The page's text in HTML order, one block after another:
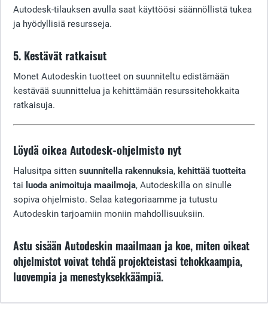
Autodesk-tilauksen avulla saat käyttöösi säännöllistä tukea
ja hyödyllisiä resursseja.
5. Kestävät ratkaisut
Monet Autodeskin tuotteet on suunniteltu edistämään
kestävää suunnittelua ja kehittämään resurssitehokkaita
ratkaisuja.
Löydä oikea Autodesk-ohjelmisto nyt
Halusitpa sitten suunnitella rakennuksia, kehittää tuotteita
tai luoda animoituja maailmoja, Autodeskilla on sinulle
sopiva ohjelmisto. Selaa kategoriaamme ja tutustu
Autodeskin tarjoamiin moniin mahdollisuuksiin.
Astu sisään Autodeskin maailmaan ja koe, miten oikeat
ohjelmistot voivat tehdä projekteistasi tehokkaampia,
luovempia ja menestyksekkäämpiä.